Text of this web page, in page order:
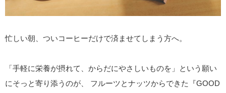
忙しい朝、ついコーヒーだけで済ませてしまう方へ。
「手軽に栄養が摂れて、からだにやさしいものを」という願い
にそっと寄り添うのが、 フルーツとナッツからできた『GOOD